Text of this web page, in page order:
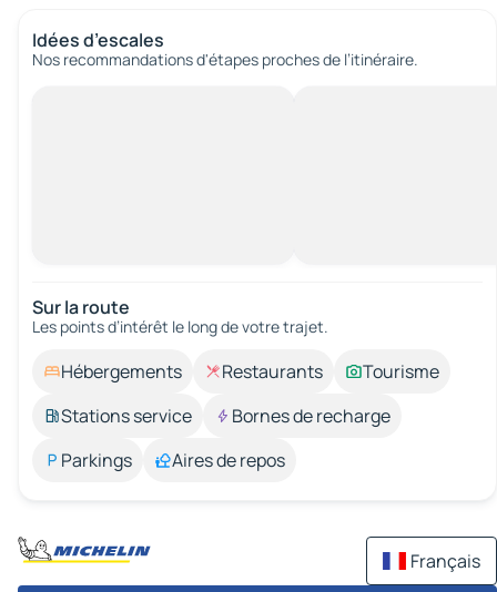
Idées d’escales
Nos recommandations d'étapes proches de l’itinéraire.
Sur la route
Les points d’intérêt le long de votre trajet.
Hébergements Restaurants
Tourisme
Stations service
Bornes de recharge
Parkings
Aires de repos
Français